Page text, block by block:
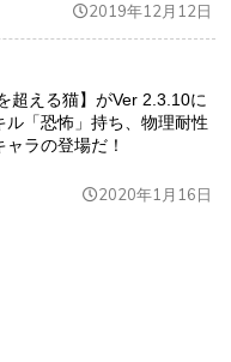
2019年12月12日
超える猫】がVer 2.3.10に
「恐怖」持ち、物理耐性
ラの登場だ！
2020年1月16日